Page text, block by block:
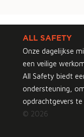
ALL SAFETY
Onze dagelijkse
een veilige
All Safety biedt
ondersteuning,
opdrachtgevers te
© 2026